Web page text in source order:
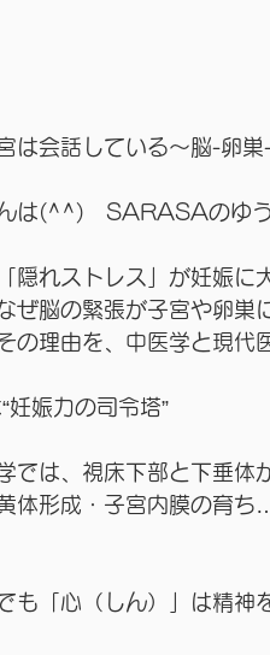
は会話している～脳-卵
は(^^)　SARASAのゆう
隠れストレス」が妊娠に
ぜ脳の緊張が子宮や卵巣
の理由を、中医学と現代
妊娠力の司令塔”
では、視床下部と下垂体
体形成・子宮内膜の育
も「心（しん）」は精神